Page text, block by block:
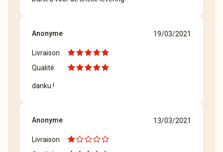
Anonyme 19/03/2021
Livraison
Qualité
danku !
Anonyme 13/03/2021
Livraison